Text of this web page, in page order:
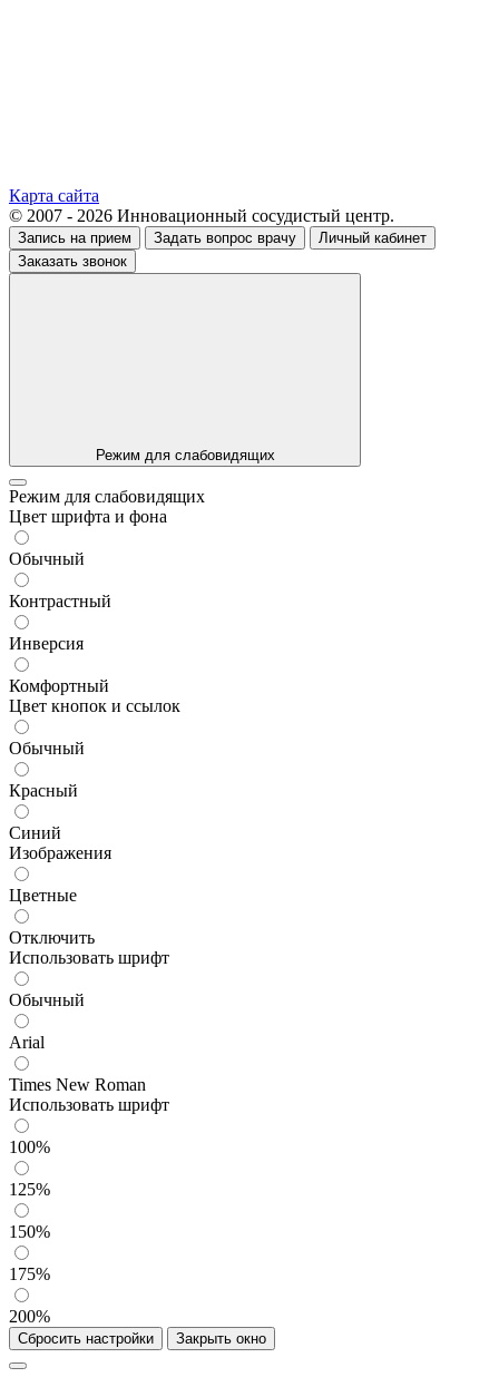
Карта сайта
© 2007 - 2026 Инновационный сосудистый центр.
Запись на прием Задать вопрос врачу
Личный кабинет
Заказать звонок
Режим для слабовидящих
Режим для слабовидящих
Цвет шрифта и фона
Обычный
Контрастный
Инверсия
Комфортный
Цвет кнопок и ссылок
Обычный
Красный
Синий
Изображения
Цветные
Отключить
Использовать шрифт
Обычный
Arial
Times New Roman
Использовать шрифт
100%
125%
150%
175%
200%
Сбросить настройки Закрыть окно